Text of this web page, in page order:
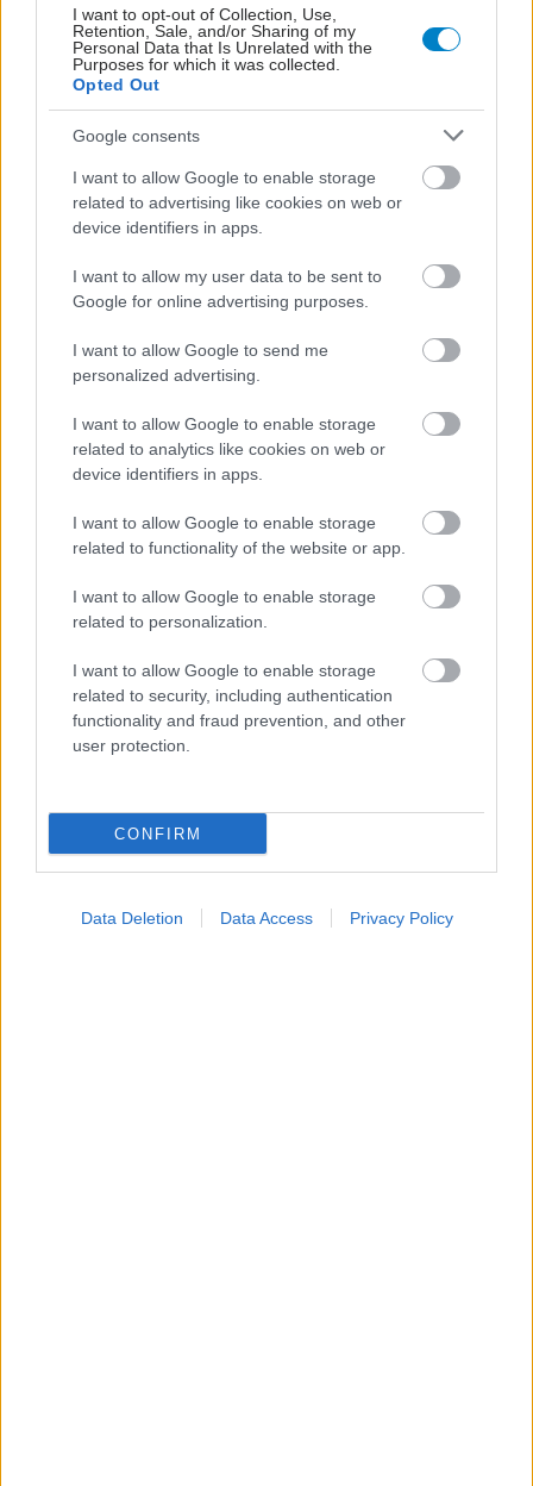
I want to opt-out of Collection, Use,
Retention, Sale, and/or Sharing of my
Personal Data that Is Unrelated with the
Purposes for which it was collected.
Opted Out
Google consents
I want to allow Google to enable storage
related to advertising like cookies on web or
device identifiers in apps.
I want to allow my user data to be sent to
Google for online advertising purposes.
I want to allow Google to send me
personalized advertising.
I want to allow Google to enable storage
related to analytics like cookies on web or
device identifiers in apps.
I want to allow Google to enable storage
related to functionality of the website or app.
I want to allow Google to enable storage
related to personalization.
I want to allow Google to enable storage
related to security, including authentication
functionality and fraud prevention, and other
user protection.
CONFIRM
Data Deletion Data Access Privacy Policy
Για υγιή οστά προτιμότερο είναι το ποδόσφαιρο
έναντι του περπατήματος [μελέτη]
Οι φλεγμονώδεις νόσοι του εντέρου συνδέονται
με αυξημένο κίνδυνο ψυχικών νόσων [μελέτη]
Πώς επηρεάζει τους μυς και τα οστά ένα
συμπλήρωμα κολλαγόνου;
Γυμναστήριο και άσκηση
Προσθέστε το iatronet.gr στο Discover
shares
ΔΙΑΒΑΣΤΕ ΑΚΟΜΑ
Ποια είναι τα οφέλη των
ασκήσεων ενδυνάμωσης